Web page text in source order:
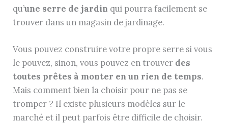
qu’une serre de jardin qui pourra facilement se
trouver dans un magasin de jardinage.
Vous pouvez construire votre propre serre si vous
le pouvez, sinon, vous pouvez en trouver des
toutes prêtes à monter en un rien de temps.
Mais comment bien la choisir pour ne pas se
tromper ? Il existe plusieurs modèles sur le
marché et il peut parfois être difficile de choisir.